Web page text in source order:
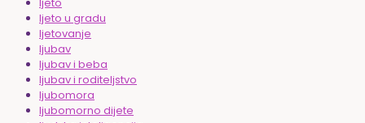
ljeto u gradu
ljetovanje
ljubav
ljubav i beba
ljubav i roditeljstvo
ljubomora
ljubomorno dijete